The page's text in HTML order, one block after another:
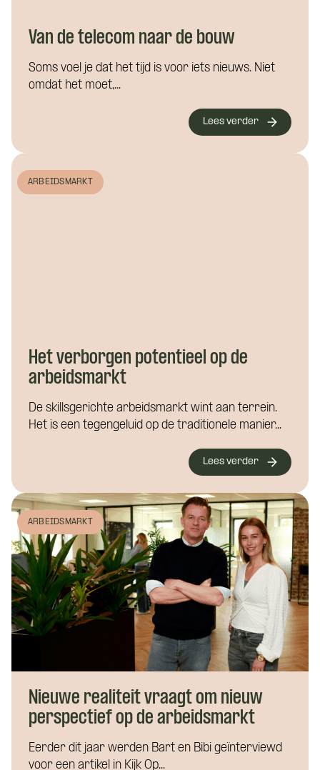
Van de telecom naar de bouw
Soms voel je dat het tijd is voor iets nieuws. Niet
omdat het moet,...
Lees verder
ARBEIDSMARKT
Het verborgen potentieel op de
arbeidsmarkt
De skillsgerichte arbeidsmarkt wint aan terrein.
Het is een tegengeluid op de traditionele manier...
Lees verder
ARBEIDSMARKT
Nieuwe realiteit vraagt om nieuw
perspectief op de arbeidsmarkt
Eerder dit jaar werden Bart en Bibi geïnterviewd
voor een artikel in Kijk Op...